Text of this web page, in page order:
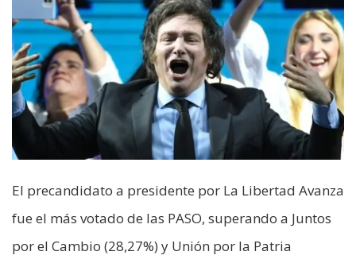
El precandidato a presidente por La Libertad Avanza
fue el más votado de las PASO, superando a Juntos
por el Cambio (28,27%) y Unión por la Patria